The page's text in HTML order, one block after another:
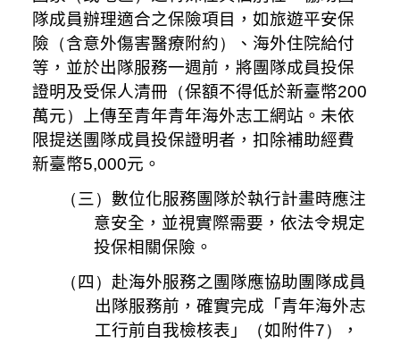
隊成員辦理適合之保險項目，如旅遊平安保
險 （含意外傷害醫療附約）
、海外住院給付
等，並於出隊服務一週前，將團隊成員投保
證明及受保人清冊 （保額不得低於新臺幣200
萬元）
上傳至青年青年海外志工網站。未依
限提送團隊成員投保證明者，扣除補助經費
新臺幣5,000元。
（ 三 ） 數位化服務團隊於執行計畫時應注
意安全，並視實際需要，依法令規定
投保相關保險。
（ 四 ） 赴海外服務之團隊應協助團隊成員
出隊服務前，確實完成「青年海外志
工行前自我檢核表」
（如附件7）
，